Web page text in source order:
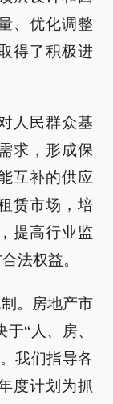
、优化调整
得了积极进
人民群众基
求，形成保
互补的供应
赁市场，培
提高行业监
法权益。
。房地产市
“人、房、
我们指导各
度计划为抓